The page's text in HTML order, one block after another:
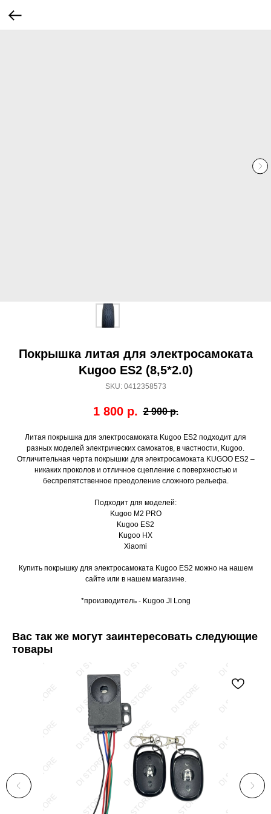
Покрышка литая для электросамоката
Kugoo ES2 (8,5*2.0)
SKU: 0412358573
1 800 р. 2 900 р.
Литая покрышка для электросамоката Kugoo ES2 подходит для
разных моделей электрических самокатов, в частности, Kugoo.
Отличительная черта покрышки для электросамоката KUGOO ES2 –
никаких проколов и отличное сцепление с поверхностью и
беспрепятственное преодоление сложного рельефа.
Подходит для моделей:
Kugoo M2 PRO
Kugoo ES2
Kugoo HX
Xiaomi
Купить покрышку для электросамоката Kugoo ES2 можно на нашем
сайте или в нашем магазине.
*производитель - Kugoo JI Long
Вас так же могут заинтересовать следующие
товары